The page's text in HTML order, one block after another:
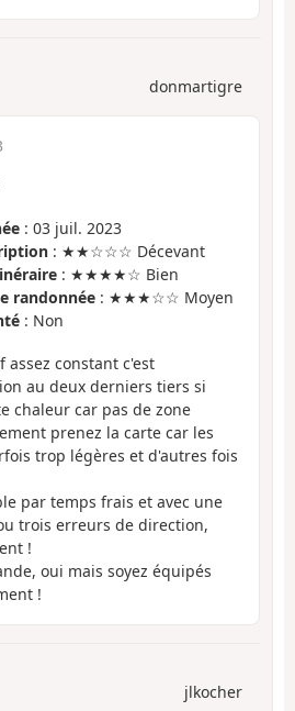
donmartigre
: 03 juil. 2023
: ★★☆☆☆ Décevant
: ★★★★☆ Bien
randonnée : ★★★☆☆ Moyen
: Non
assez constant c'est
au deux derniers tiers si
chaleur car pas de zone
prenez la carte car les
trop légères et d'autres fois
par temps frais et avec une
trois erreurs de direction,
!
oui mais soyez équipés
!
jlkocher